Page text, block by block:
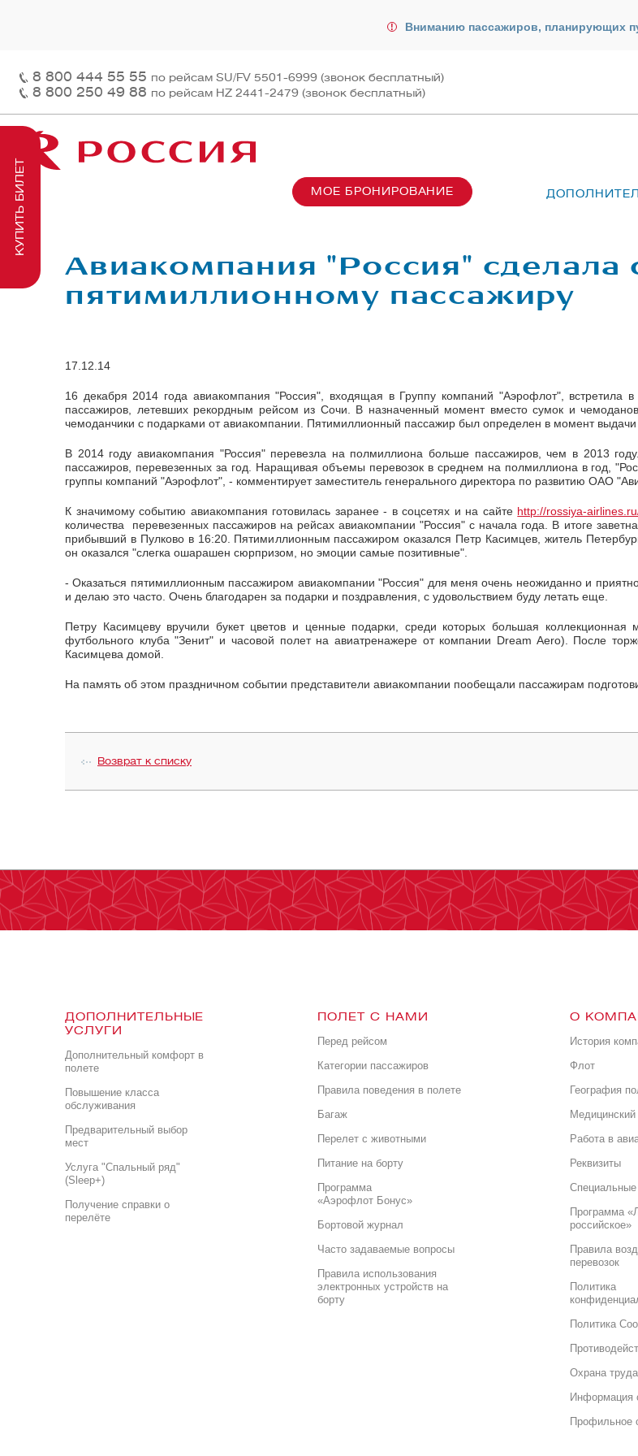
Вниманию пассажиров, планирующих
8 800 444 55 55 по рейсам SU/FV 5501-6999 (звонок бесплатный)
8 800 250 49 88 по рейсам HZ 2441-2479 (звонок бесплатный)
МОЕ БРОНИРОВАНИЕ
Заказ чартера
Пассажирам
На борту
Авиакомпания "Россия" сделала
пятимиллионному пассажиру
17.12.14
16 декабря 2014 года авиакомпания "Россия", входящая в Группу компаний "Аэрофлот",
пассажиров, летевших рекордным рейсом из Сочи. В назначенный момент вместо сумок и
чемоданчики с подарками от авиакомпании. Пятимиллионный пассажир был определен в момент
В 2014 году авиакомпания "Россия" перевезла на полмиллиона больше пассажиров, чем в 2013
пассажиров, перевезенных за год. Наращивая объемы перевозок в среднем на полмиллиона в год,
группы компаний "Аэрофлот", - комментирует заместитель генерального директора по развитию ОАО
К значимому событию авиакомпания готовилась заранее - в соцсетях и на сайте http://rossiya-
количества перевезенных пассажиров на рейсах авиакомпании "Россия" с начала года. В итоге
прибывший в Пулково в 16:20. Пятимиллионным пассажиром оказался Петр Касимцев, житель
он оказался "слегка ошарашен сюрпризом, но эмоции самые позитивные".
- Оказаться пятимиллионным пассажиром авиакомпании "Россия" для меня очень неожиданно и
и делаю это часто. Очень благодарен за подарки и поздравления, с удовольствием буду летать еще.
Петру Касимцеву вручили букет цветов и ценные подарки, среди которых большая
футбольного клуба "Зенит" и часовой полет на авиатренажере от компании Dream Aero). После
Касимцева домой.
На память об этом праздничном событии представители авиакомпании пообещали пассажирам
Возврат к списку
ДОПОЛНИТЕЛЬНЫЕ
УСЛУГИ
Дополнительный комфорт в
полете
Повышение класса
обслуживания
Предварительный выбор
мест
Услуга "Спальный ряд"
(Sleep+)
Получение справки о
перелёте
ПОЛЕТ С НАМИ
Перед рейсом
Категории пассажиров
Правила поведения в полете
Багаж
Перелет с животными
Питание на борту
Программа
«Аэрофлот Бонус»
Бортовой журнал
Часто задаваемые вопросы
Правила использования
электронных устройств на
борту
О
История
Флот
География
Медицинский
Работа в
Реквизиты
Специальные
Программа
российское»
Правила
перевозок
Политика
Политика
Охрана труда
Информация
Профильное
КУПИТЬ БИЛЕТ